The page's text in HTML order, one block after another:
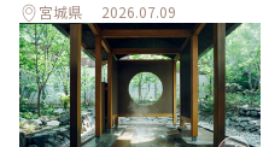
宮城県 2026.07.09